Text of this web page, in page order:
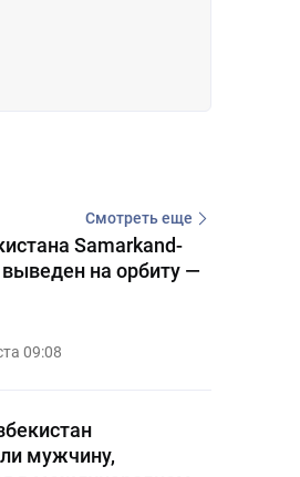
Смотреть еще
Samarkand-
на орбиту —
09:08
мужчину,